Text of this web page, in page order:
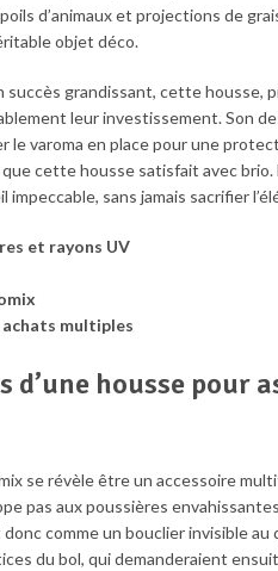
d’animaux et projections de
objet déco.
succès grandissant, cette housse,
leur investissement. Son
varoma en place pour une
cette housse satisfait avec
sans jamais sacrifier
et rayons UV
multiples
d’une housse pour
se révèle être un accessoire
pas aux poussières
comme un bouclier invisible
du bol, qui demanderaient